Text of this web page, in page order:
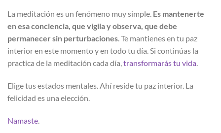
La meditación es un fenómeno muy simple. Es mantenerte
en esa conciencia, que vigila y observa, que debe
permanecer sin perturbaciones. Te mantienes en tu paz
interior en este momento y en todo tu día. Si continúas la
practica de la meditación cada día,transformarás tu vida.
Elige tus estados mentales. Ahí reside tu paz interior. La
felicidad es una elección.
Namaste